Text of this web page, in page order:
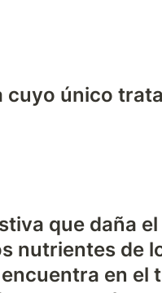
cuyo único
que daña
nutrientes de
en el